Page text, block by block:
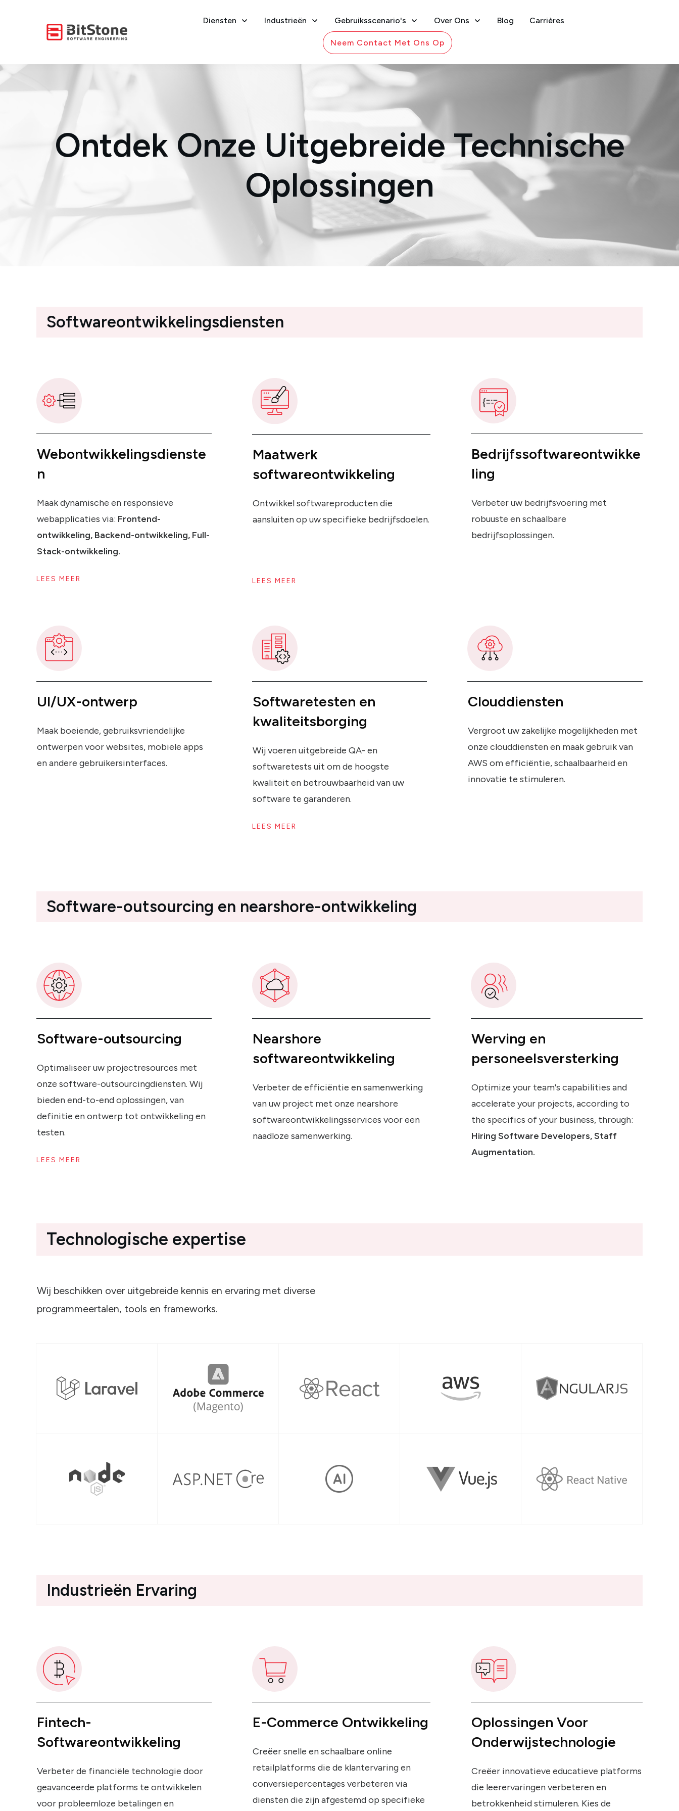
Diensten Industrieën Gebruiksscenario's Over Ons Blog Carrières
Neem Contact Met Ons Op
Ontdek Onze Uitgebreide Technische
Oplossingen
Softwareontwikkelingsdiensten
Webontwikkelingsdienste
n
Maak dynamische en responsieve
webapplicaties via: Frontend-
ontwikkeling, Backend-ontwikkeling, Full-
Stack-ontwikkeling.
LEES MEER
Maatwerk
softwareontwikkeling
Ontwikkel softwareproducten die
aansluiten op uw specifieke bedrijfsdoelen.
LEES MEER
Bedrijfssoftwareontwikke
ling
Verbeter uw bedrijfsvoering met
robuuste en schaalbare
bedrijfsoplossingen.
UI/UX-ontwerp
Maak boeiende, gebruiksvriendelijke
ontwerpen voor websites, mobiele apps
en andere gebruikersinterfaces.
Softwaretesten en
kwaliteitsborging
Wij voeren uitgebreide QA- en
softwaretests uit om de hoogste
kwaliteit en betrouwbaarheid van uw
software te garanderen.
LEES MEER
Clouddiensten
Vergroot uw zakelijke mogelijkheden met
onze clouddiensten en maak gebruik van
AWS om efficiëntie, schaalbaarheid en
innovatie te stimuleren.
Software-outsourcing en nearshore-ontwikkeling
Software-outsourcing
Optimaliseer uw projectresources met
onze software-outsourcingdiensten. Wij
bieden end-to-end oplossingen, van
definitie en ontwerp tot ontwikkeling en
testen.
LEES MEER
Nearshore
softwareontwikkeling
Verbeter de efficiëntie en samenwerking
van uw project met onze nearshore
softwareontwikkelingsservices voor een
naadloze samenwerking.
Werving en
personeelsversterking
Optimize your team's capabilities and
accelerate your projects, according to
the specifics of your business, through:
Hiring Software Developers, Staff
Augmentation.
Technologische expertise
Wij beschikken over uitgebreide kennis en ervaring met diverse
programmeertalen, tools en frameworks.
Industrieën Ervaring
Fintech-
Softwareontwikkeling
Verbeter de financiële technologie door
geavanceerde platforms te ontwikkelen
voor probleemloze betalingen en
E-Commerce Ontwikkeling
Creëer snelle en schaalbare online
retailplatforms die de klantervaring en
conversiepercentages verbeteren via
diensten die zijn afgestemd op specifieke
Oplossingen Voor
Onderwijstechnologie
Creëer innovatieve educatieve platforms
die leerervaringen verbeteren en
betrokkenheid stimuleren. Kies de